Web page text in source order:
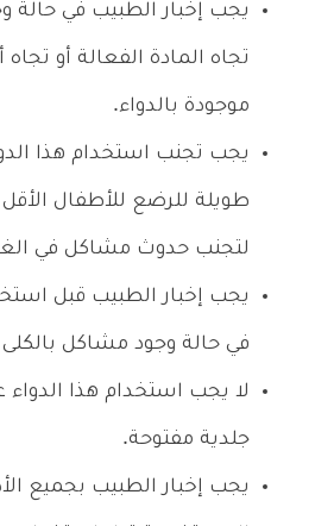
يجب إخبار الطبيب في
تجاه المادة الفعالة أو
موجودة بالدواء.
يجب تجنب استخدام هذا
لتجنب حدوث مشاكل في
يجب إخبار الطبيب قبل
في حالة وجود مشاكل بالكلى
لا يجب استخدام هذا الدواء
جلدية مفتوحة.
يجب إخبار الطبيب بجميع